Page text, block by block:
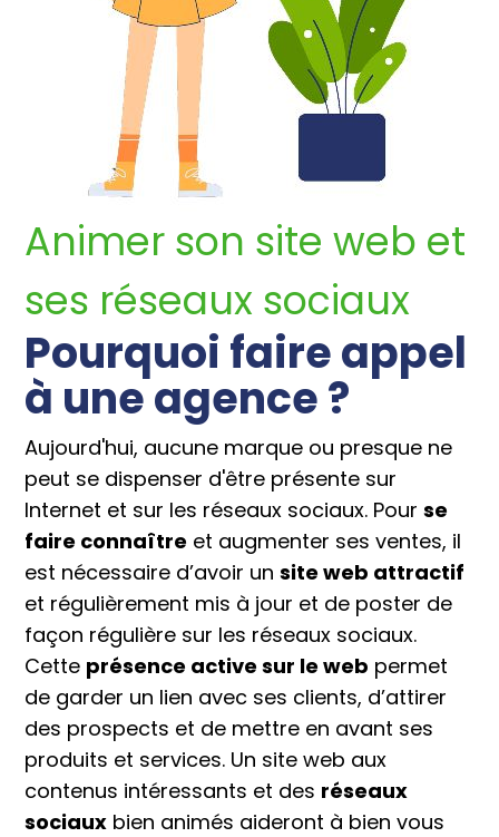
Animer son site web et
ses réseaux sociaux
Pourquoi faire appel
à une agence ?
Aujourd'hui, aucune marque ou presque ne
peut se dispenser d'être présente sur
Internet et sur les réseaux sociaux. Pourse
faire connaître et augmenter ses ventes, il
est nécessaire d’avoir unsite web attractif
et régulièrement mis à jour et de poster de
façon régulière sur les réseaux sociaux.
Cette présence active sur le web permet
de garder un lien avec ses clients, d’attirer
des prospects et de mettre en avant ses
produits et services. Un site web aux
contenus intéressants et des réseaux
sociaux bien animés aideront à bien vous